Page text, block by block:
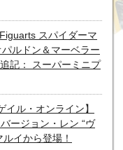
スパイダーマ
ルドン＆マーベラー
記： スーパーミニプ
イル・オンライン】
ージョン・レン “ヴ
イから登場！